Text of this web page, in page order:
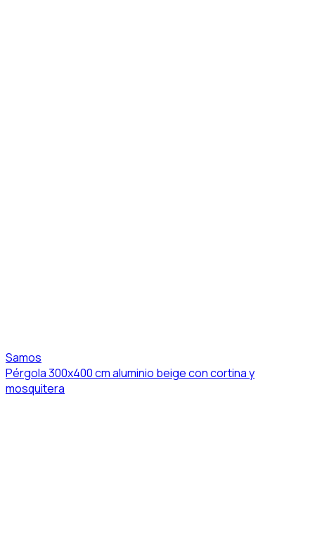
Samos
Pérgola 300x400 cm aluminio beige con cortina y
mosquitera